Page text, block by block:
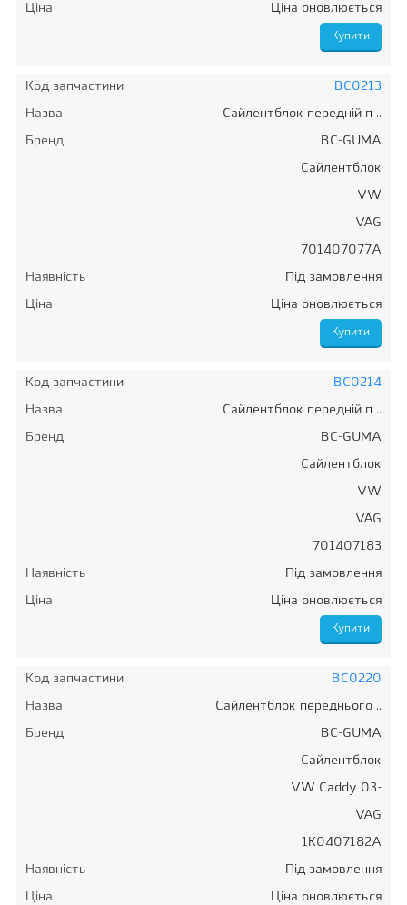
Ціна
Ціна оновлюється
Код запчастини
BC0213
Назва
Сайлентблок передній п ..
Бренд
BC-GUMA
Сайлентблок
VW
VAG
701407077A
Наявність
Під замовлення
Ціна
Ціна оновлюється
Код запчастини
BC0214
Назва
Сайлентблок передній п ..
Бренд
BC-GUMA
Сайлентблок
VW
VAG
701407183
Наявність
Під замовлення
Ціна
Ціна оновлюється
Код запчастини
BC0220
Назва
Сайлентблок переднього ..
Бренд
BC-GUMA
Сайлентблок
VW Caddy 03-
VAG
1K0407182A
Наявність
Під замовлення
Ціна
Ціна оновлюється